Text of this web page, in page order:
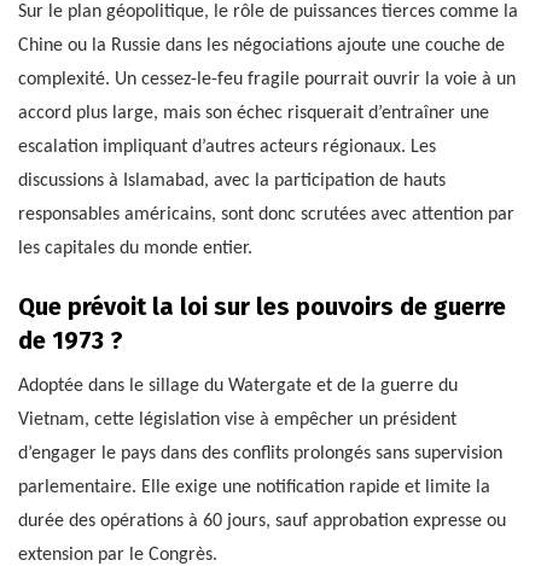
Sur le plan géopolitique, le rôle de puissances tierces comme la
Chine ou la Russie dans les négociations ajoute une couche de
complexité. Un cessez-le-feu fragile pourrait ouvrir la voie à un
accord plus large, mais son échec risquerait d’entraîner une
escalation impliquant d’autres acteurs régionaux. Les
discussions à Islamabad, avec la participation de hauts
responsables américains, sont donc scrutées avec attention par
les capitales du monde entier.
Que prévoit la loi sur les pouvoirs de guerre
de 1973 ?
Adoptée dans le sillage du Watergate et de la guerre du
Vietnam, cette législation vise à empêcher un président
d’engager le pays dans des conflits prolongés sans supervision
parlementaire. Elle exige une notification rapide et limite la
durée des opérations à 60 jours, sauf approbation expresse ou
extension par le Congrès.